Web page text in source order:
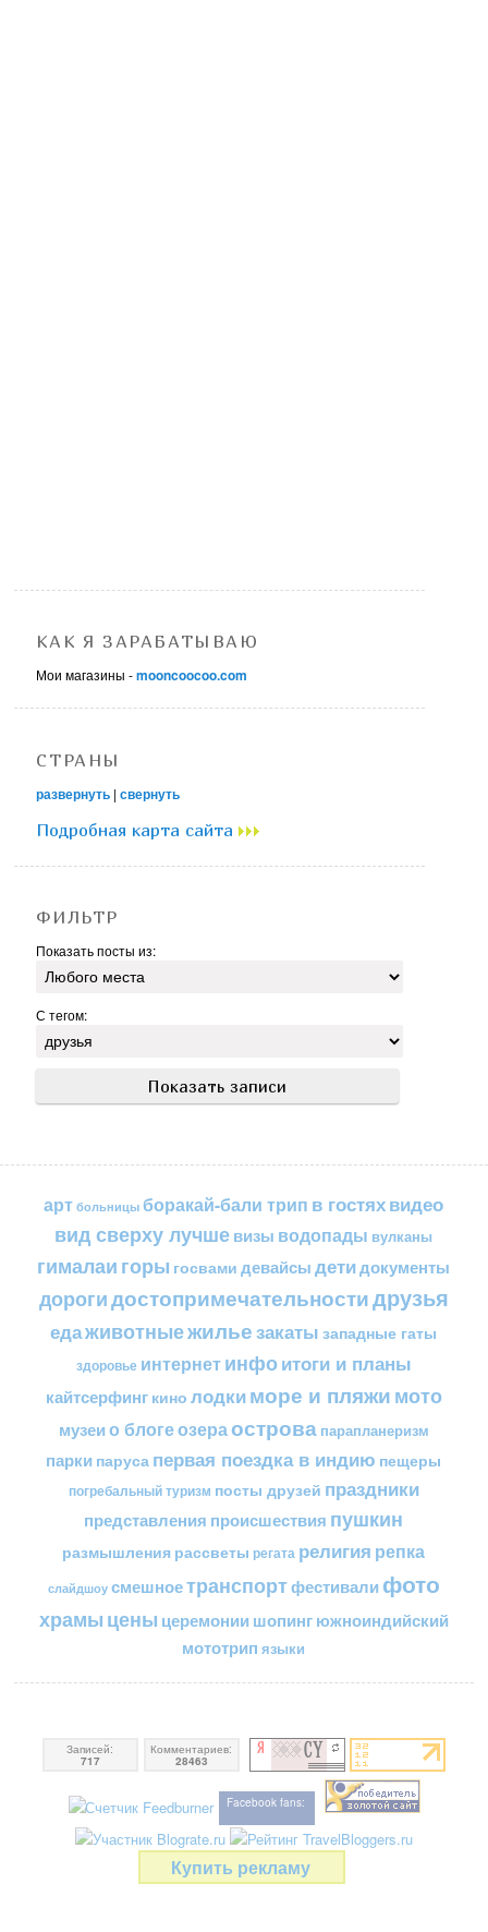
КАК Я ЗАРАБАТЫВАЮ
Мои магазины -mooncoocoo.com
СТРАНЫ
развернуть |свернуть
Подробная карта сайта
ФИЛЬТР
Показать посты из:
С тегом:
арт больницы боракай-бали трип в гостяхвидео
вид сверху лучшевизы водопады вулканы
гималаи горы госвами девайсы детидокументы
дорогидостопримечательностидрузья
едаживотныежильезакаты западные гаты
здоровье интернетинфоитоги и планы
кайтсерфинг кино лодкиморе и пляжимото
музеи о блогеозераострова парапланеризм
парки паруса первая поездка в индию пещеры
погребальный туризм посты друзей праздники
представления происшествия пушкин
размышления рассветы регата религия репка
слайдшоу смешноетранспортфестивали фото
храмы цены церемонии шопингюжноиндийский
мототрип языки
Записей:
717
Комментариев:
28463
Facebook fans:
Купить рекламу